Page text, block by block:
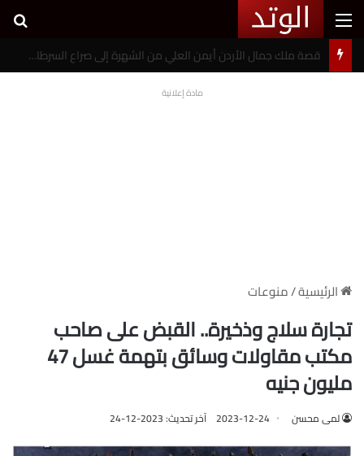
القائمة
خطوبة شيرين بيوتي وأسامة مروة تثير ضجة على السوشيال ميديا
مادة إعلانية
الرئيسية/منوعات
تجارة سلاج وذخيرة.. القبض على صاحب
مكتب مقاولات وسائق بتهمة غسل 47
مليون جنيه
لمى محسن 2023-12-24 آخر تحديث: 2023-12-24